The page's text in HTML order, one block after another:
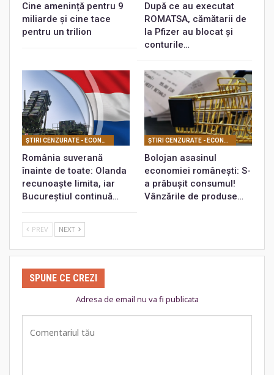
Cine amenință pentru 9
miliarde și cine tace
pentru un trilion
După ce au executat
ROMATSA, cămătarii de
la Pfizer au blocat și
conturile…
ŞTIRI CENZURATE - ECONOMIC
România suverană
înainte de toate: Olanda
recunoaște limita, iar
Bucureștiul continuă…
ŞTIRI CENZURATE - ECONOMIC
Bolojan asasinul
economiei românești: S-
a prăbușit consumul!
Vânzările de produse…
PREV NEXT
SPUNE CE CREZI
Adresa de email nu va fi publicata